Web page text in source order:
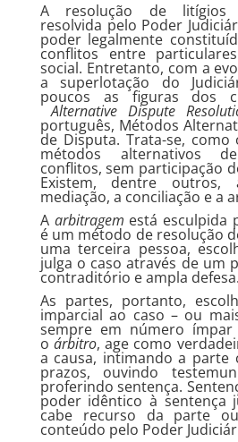
A resolução de litígios
resolvida pelo Poder
poder legalmente
conflitos entre
social. Entretanto, com a
a superlotação do
poucos as figuras dos
Alternative Dispute
português, Métodos
de Disputa. Trata-se,
métodos alternativos
conflitos, sem participação
Existem, dentre outros,
mediação, a conciliação e a
A arbitragem está esculpida
é um método de resolução
uma terceira pessoa,
julga o caso através de um
contraditório e ampla defesa.
As partes, portanto,
imparcial ao caso – ou
sempre em número
oárbitro, age como
a causa, intimando a parte
prazos, ouvindo
proferindo sentença.
poder idêntico à sentença
cabe recurso da parte
conteúdo pelo Poder